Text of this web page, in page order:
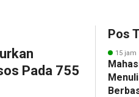
Pada 755
Pos
15